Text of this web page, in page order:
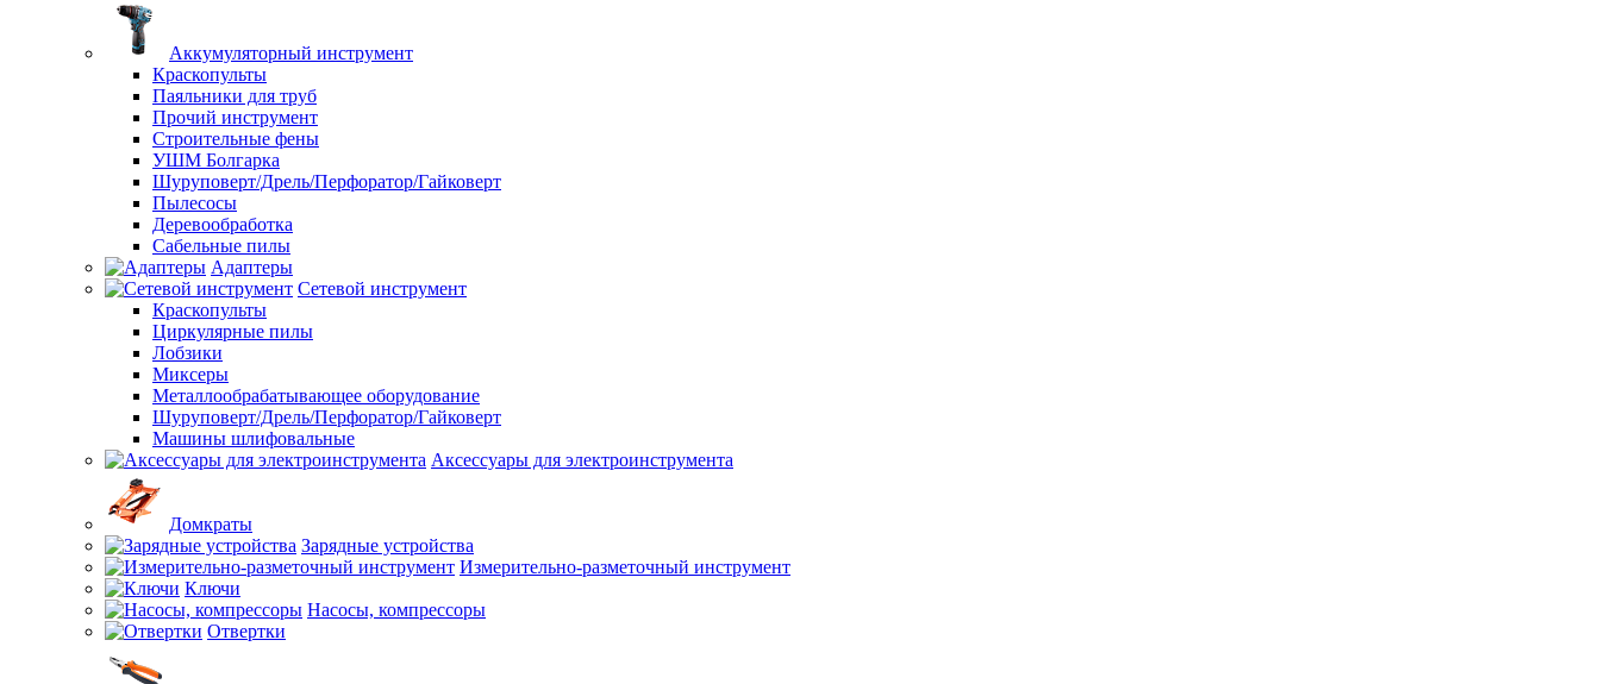
Аккумуляторный инструмент
Краскопульты
Паяльники для труб
Прочий инструмент
Строительные фены
УШМ Болгарка
Шуруповерт/Дрель/Перфоратор/Гайковерт
Пылесосы
Деревообработка
Сабельные пилы
Адаптеры
Сетевой инструмент
Краскопульты
Циркулярные пилы
Лобзики
Миксеры
Металлообрабатывающее оборудование
Шуруповерт/Дрель/Перфоратор/Гайковерт
Машины шлифовальные
Аксессуары для электроинструмента
Домкраты
Зарядные устройства
Измерительно-разметочный инструмент
Ключи
Насосы, компрессоры
Отвертки